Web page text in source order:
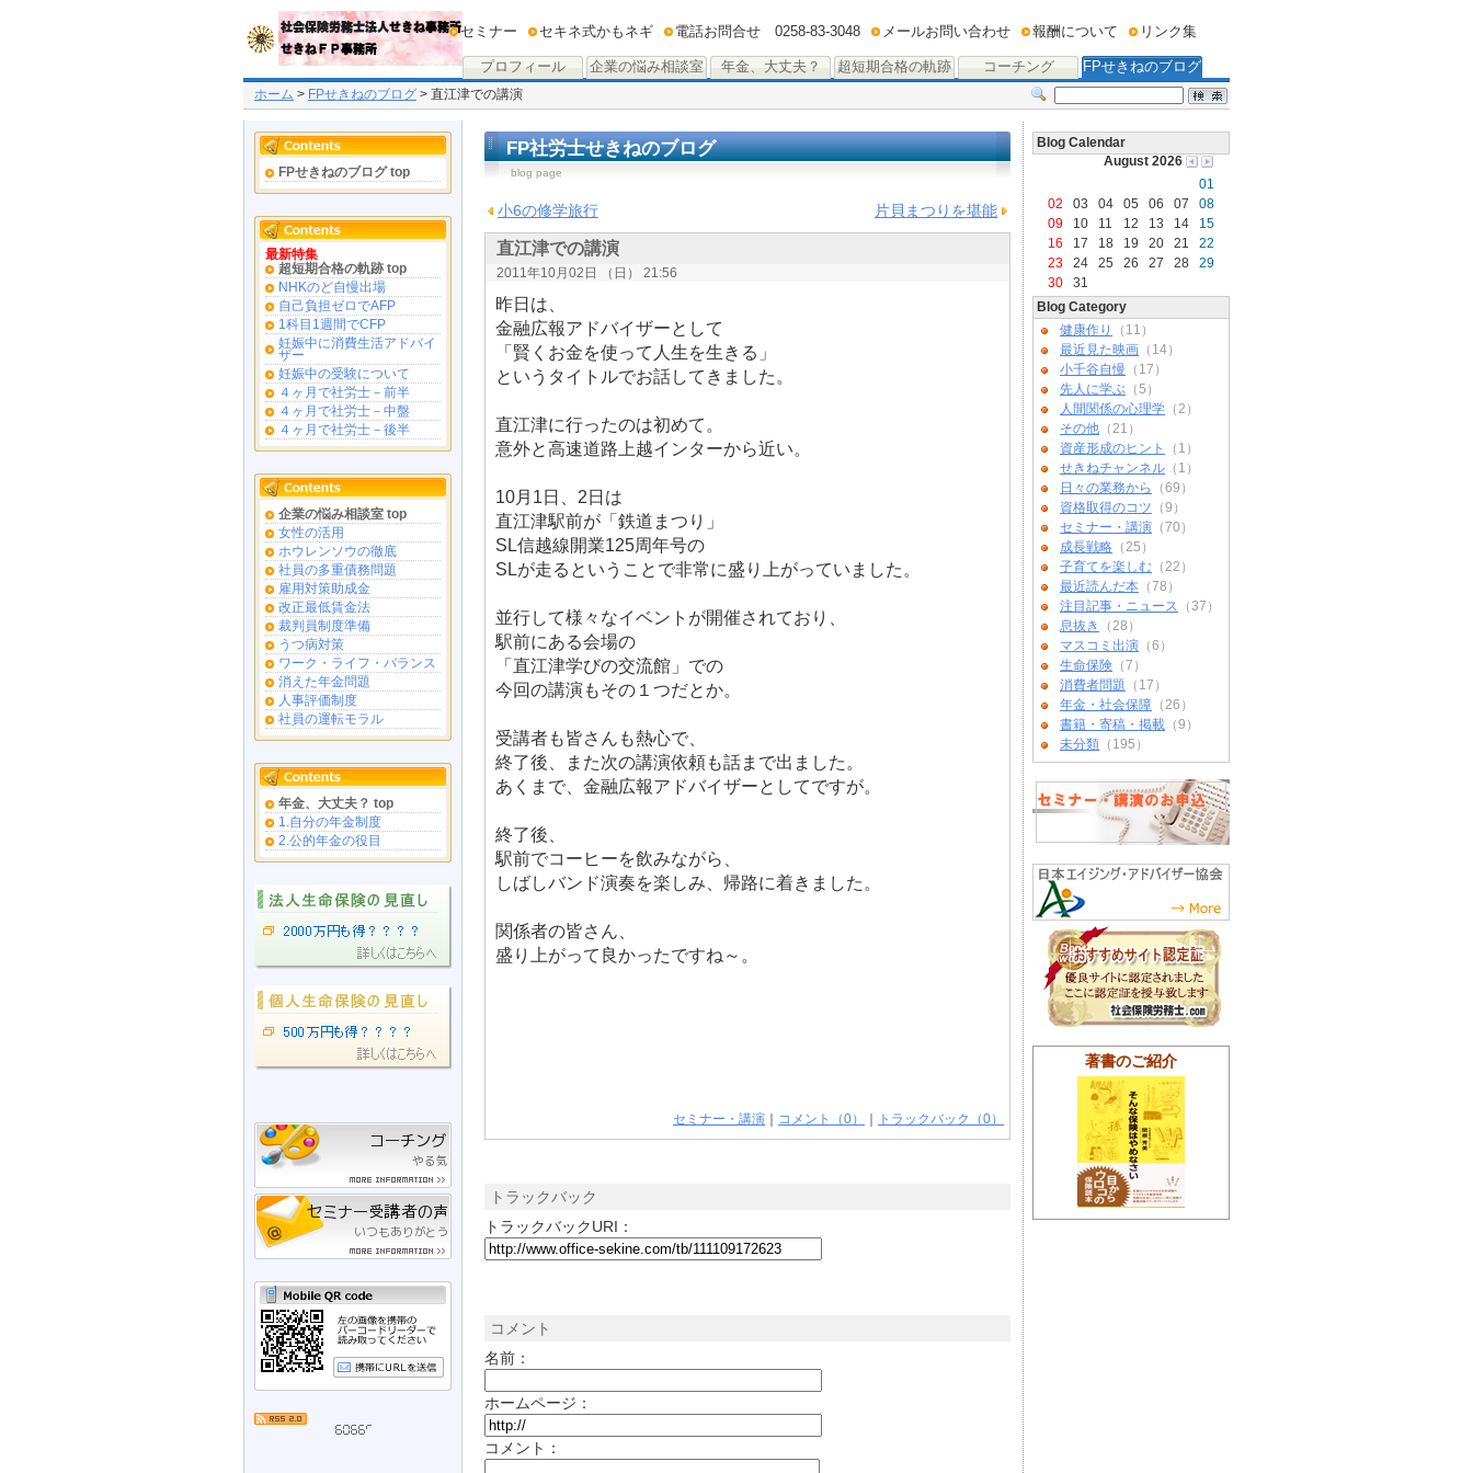
プロフィール 企業の悩み相談室 年金、大丈夫？ 超短期合格の軌跡 コーチング FPせきねのブログ
セミナー セキネ式かもネギ 電話お問合せ 0258-83-3048 メールお問い合わせ 報酬について リンク集
ホーム > FPせきねのブログ > 直江津での講演
FPせきねのブログ top
最新特集
超短期合格の軌跡 top
NHKのど自慢出場
自己負担ゼロでAFP
1科目1週間でCFP
妊娠中に消費生活アドバイ
ザー
妊娠中の受験について
４ヶ月で社労士－前半
４ヶ月で社労士－中盤
４ヶ月で社労士－後半
企業の悩み相談室 top
女性の活用
ホウレンソウの徹底
社員の多重債務問題
雇用対策助成金
改正最低賃金法
裁判員制度準備
うつ病対策
ワーク・ライフ・バランス
消えた年金問題
人事評価制度
社員の運転モラル
年金、大丈夫？ top
1.自分の年金制度
2.公的年金の役目
FP社労士せきねのブログ
blog page
小6の修学旅行 片貝まつりを堪能
直江津での講演
2011年10月02日 （日） 21:56
昨日は、
金融広報アドバイザーとして
「賢くお金を使って人生を生きる」
というタイトルでお話してきました。
直江津に行ったのは初めて。
意外と高速道路上越インターから近い。
10月1日、2日は
直江津駅前が「鉄道まつり」
SL信越線開業125周年号の
SLが走るということで非常に盛り上がっていました。
並行して様々なイベントが開催されており、
駅前にある会場の
「直江津学びの交流館」での
今回の講演もその１つだとか。
受講者も皆さんも熱心で、
終了後、また次の講演依頼も話まで出ました。
あくまで、金融広報アドバイザーとしてですが。
終了後、
駅前でコーヒーを飲みながら、
しばしバンド演奏を楽しみ、帰路に着きました。
関係者の皆さん、
盛り上がって良かったですね～。
セミナー・講演 コメント（0） トラックバック（0）
トラックバック
トラックバックURI：
コメント
名前：
ホームページ：
コメント：
Blog Calendar
August 2026
01
02
03 04 05 06 07
08
09
10 11 12 13 14
15
16
17 18 19 20 21
22
23
24 25 26 27 28
29
30
31
Blog Category
健康作り
（11）
最近見た映画 （14）
小千谷自慢 （17）
先人に学ぶ （5）
人間関係の心理学 （2）
その他 （21）
資産形成のヒント
（1）
せきねチャンネル （1）
日々の業務から
（69）
資格取得のコツ （9）
セミナー・講演 （70）
成長戦略 （25）
子育てを楽しむ （22）
最近読んだ本 （78）
注目記事・ニュース
（37）
息抜き
（28）
マスコミ出演 （6）
生命保険 （7）
消費者問題
（17）
年金・社会保障 （26）
書籍・寄稿・掲載 （9）
未分類 （195）
著書のご紹介